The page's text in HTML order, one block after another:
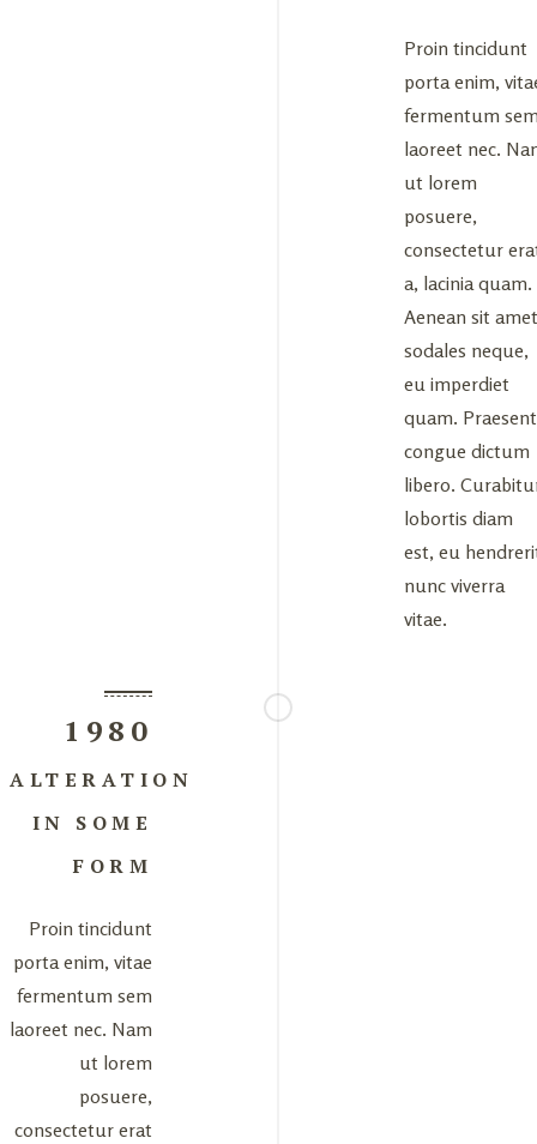
Proin tincidunt
porta enim,
fermentum
laoreet nec.
ut lorem
posuere,
consectetur
a, lacinia quam.
Aenean sit amet
sodales neque,
eu imperdiet
quam. Praesent
congue dictum
libero.
lobortis diam
est, eu
nunc viverra
vitae.
1980
ALTERATION
IN SOME
FORM
Proin tincidunt
porta enim, vitae
fermentum sem
laoreet nec. Nam
ut lorem
posuere,
consectetur erat